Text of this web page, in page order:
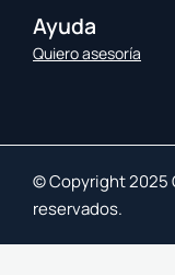
Ayuda
Quiero asesoría
© Copyright 2025
reservados.